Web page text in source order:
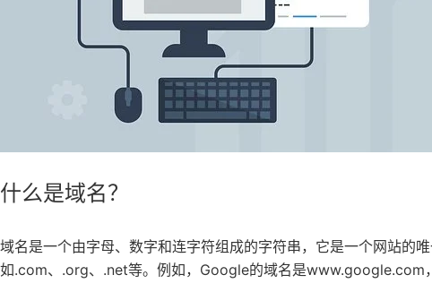
什么是域名？
域名是一个由字母、数字和连字符组成的字符串，它是一个网站的
如.com、.org、.net等。例如，Google的域名是www.google.com，